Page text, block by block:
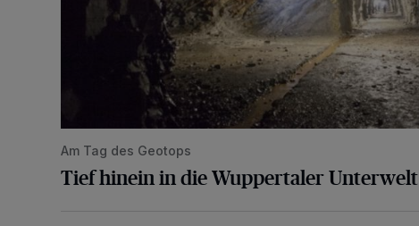
Am Tag des Geotops
Tief hinein in die Wuppertaler Unterwelt